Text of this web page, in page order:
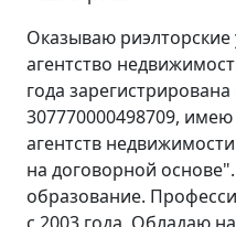
Оказываю риэлторские
агентство
года
307770000498709,
агентств
на договорной
образование.